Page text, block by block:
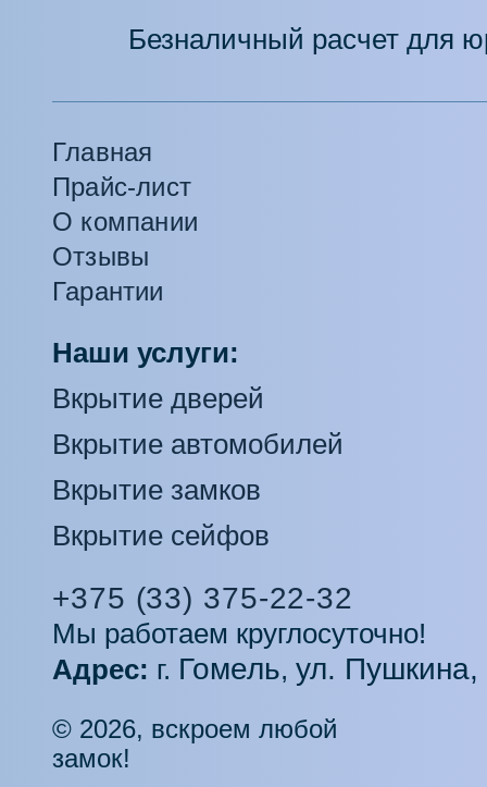
Безналичный расчет для
Главная
Прайс-лист
О компании
Отзывы
Гарантии
Наши услуги:
Вкрытие дверей
Вкрытие автомобилей
Вкрытие замков
Вкрытие сейфов
+375 (33) 375-22-32
Мы работаем круглосуточно!
Адрес: г. Гомель, ул. Пушкина,
© 2026, вскроем любой
замок!